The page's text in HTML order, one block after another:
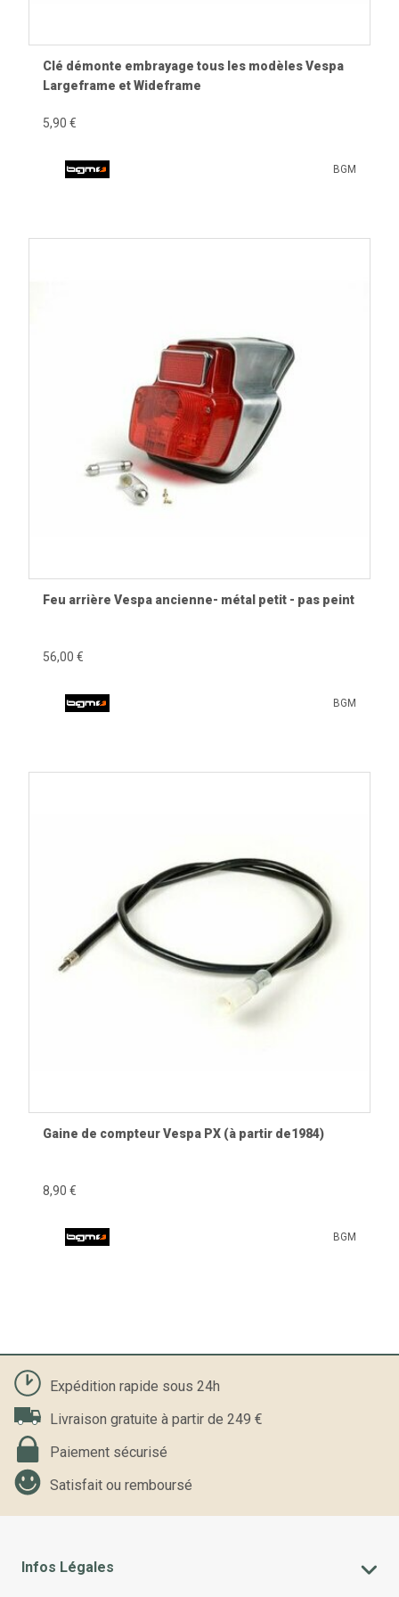
Clé démonte embrayage tous les modèles Vespa
Largeframe et Wideframe
5,90 €
BGM
Feu arrière Vespa ancienne- métal petit - pas peint
56,00 €
BGM
Gaine de compteur Vespa PX (à partir de1984)
8,90 €
BGM
Expédition rapide sous 24h
Livraison gratuite à partir de 249 €
Paiement sécurisé
Satisfait ou remboursé
Infos Légales